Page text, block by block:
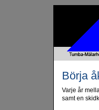
Börja
Varje år
samt en